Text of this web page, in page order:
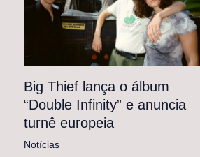
Big Thief lança o álbum
“Double Infinity” e anuncia
turnê europeia
Notícias